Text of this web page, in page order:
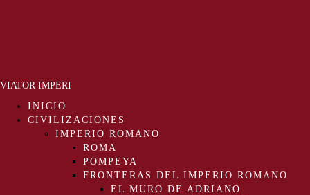
VIATOR IMPERI
INICIO
CIVILIZACIONES
IMPERIO ROMANO
ROMA
POMPEYA
FRONTERAS DEL IMPERIO ROMANO
EL MURO DE ADRIANO